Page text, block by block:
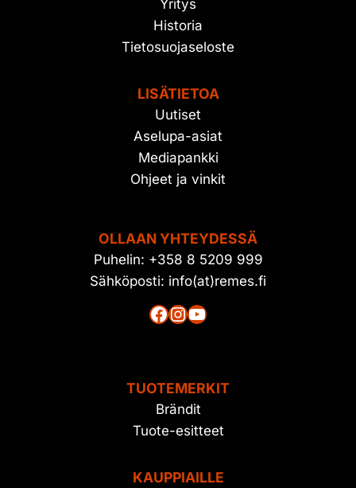
Yritys
Historia
Tietosuojaseloste
LISÄTIETOA
Uutiset
Aselupa-asiat
Mediapankki
Ohjeet ja vinkit
OLLAAN YHTEYDESSÄ
Puhelin: +358 8 5209 999
Sähköposti: info(at)remes.fi
Facebook
Instagram
YouTube
TUOTEMERKIT
Brändit
Tuote-esitteet
KAUPPIAILLE